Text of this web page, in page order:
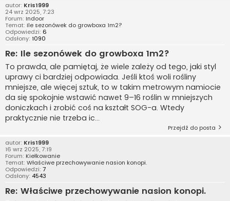
autor: Kris1999
24 wrz 2025, 7:23
Forum: Indoor
Temat: Ile sezonówek do growboxa 1m2?
Odpowiedzi: 6
Odsłony: 1090
Re: Ile sezonówek do growboxa 1m2?
To prawda, ale pamiętaj, że wiele zależy od tego, jaki styl
uprawy ci bardziej odpowiada. Jeśli ktoś woli rośliny
mniejsze, ale więcej sztuk, to w takim metrowym namiocie
da się spokojnie wstawić nawet 9–16 roślin w mniejszych
doniczkach i zrobić coś na kształt SOG-a. Wtedy
praktycznie nie trzeba ic...
Przejdź do posta
autor: Kris1999
16 wrz 2025, 7:19
Forum: Kiełkowanie
Temat: Właściwe przechowywanie nasion konopi.
Odpowiedzi: 7
Odsłony: 4543
Re: Właściwe przechowywanie nasion konopi.